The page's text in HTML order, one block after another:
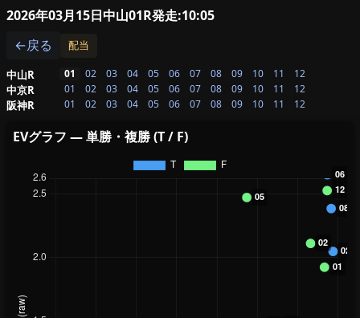
2026年03月15日中山01R発走:10:05
←戻る
配当
中山R 01 02 03 04 05 06 07 08 09 10 11 12
中京R 01 02 03 04 05 06 07 08 09 10 11 12
阪神R 01 02 03 04 05 06 07 08 09 10 11 12
EVグラフ — 単勝・複勝 (T / F)